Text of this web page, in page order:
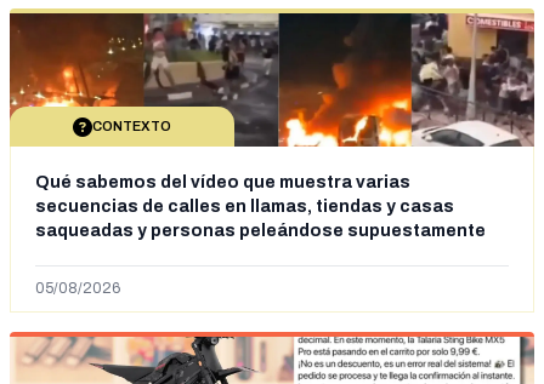
CONTEXTO
Qué sabemos del vídeo que muestra varias
secuencias de calles en llamas, tiendas y casas
saqueadas y personas peleándose supuestamente
situación irregular a Ceuta
05/08/2026